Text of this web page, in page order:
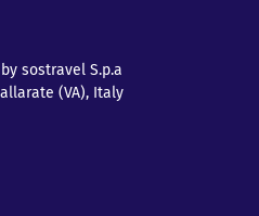
sostravel S.p.a
(VA), Italy